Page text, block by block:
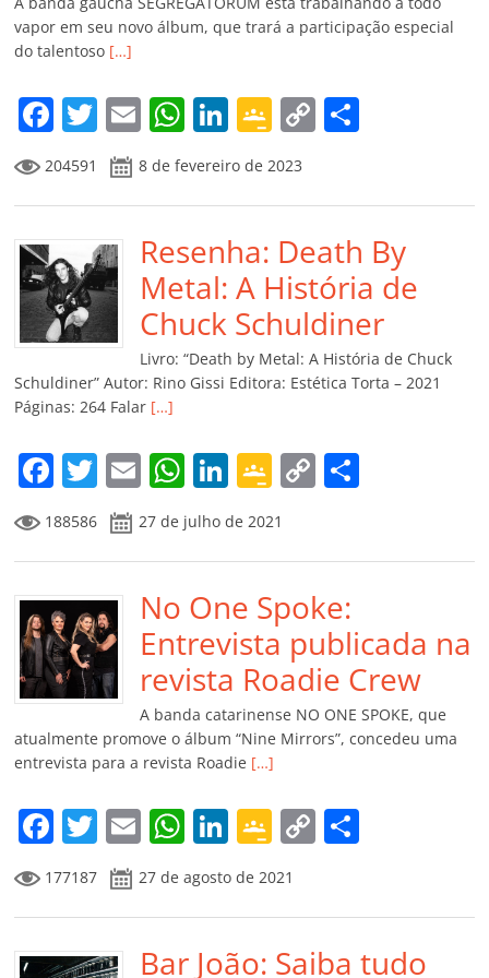
vapor em seu novo álbum, que trará a participação especial
do talentoso […]
F
a
c
e
b
o
o
k
T
w
itt
er
E
m
ai
l
W
at
s
A
p
p
Li
k
e
dI
n
G
o
o
gl
e
Cl
a
ss
ro
m
C
y
Li
n
k
p
ar
til
h
ar
204591 8 de fevereiro de 2023
Resenha: Death By
Metal: A História de
Chuck Schuldiner
Livro: “Death by Metal: A História de Chuck
Schuldiner” Autor: Rino Gissi Editora: Estética Torta – 2021
Páginas: 264 Falar […]
F
a
c
e
b
o
o
k
T
w
itt
er
E
m
ai
l
W
h
at
s
A
p
p
Li
n
k
e
dI
n
G
o
o
gl
e
Cl
a
ss
ro
o
m
C
y
Li
n
k
p
til
h
ar
188586 27 de julho de 2021
No One Spoke:
Entrevista publicada na
revista Roadie Crew
A banda catarinense NO ONE SPOKE, que
atualmente promove o álbum “Nine Mirrors”, concedeu uma
entrevista para a revista Roadie […]
F
a
c
e
b
T
w
itt
er
E
m
ai
l
W
at
s
A
Li
n
k
e
dI
G
o
o
gl
e
C
y
Li
p
ar
177187 27 de agosto de 2021
Bar João: Saiba tudo